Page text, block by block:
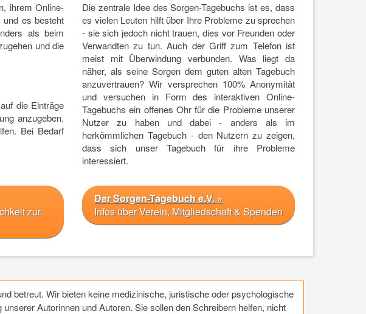
ihrem Online-
und es besteht
als beim
und die
die Einträge
anzugeben.
Bei Bedarf
Die zentrale Idee des Sorgen-Tagebuchs ist es, dass
es vielen Leuten hilft über Ihre Probleme zu sprechen
- sie sich jedoch nicht trauen, dies vor Freunden oder
Verwandten zu tun. Auch der Griff zum Telefon ist
meist mit Überwindung verbunden. Was liegt da
näher, als seine Sorgen dem guten alten Tagebuch
anzuvertrauen? Wir versprechen 100% Anonymität
und versuchen in Form des interaktiven Online-
Tagebuchs ein offenes Ohr für die Probleme unserer
Nutzer zu haben und dabei - anders als im
herkömmlichen Tagebuch - den Nutzern zu zeigen,
dass sich unser Tagebuch für ihre Probleme
interessiert.
zur
Der Sorgen-Tagebuch e.V. »
Infos über Verein, Mitgliedschaft & Spenden
betreut. Wir bieten keine medizinische, juristische oder psychologische
Autorinnen und Autoren. Sie sollen den Schreibern helfen, nicht